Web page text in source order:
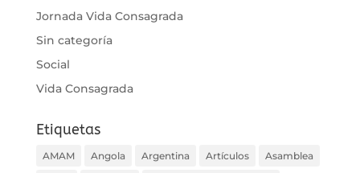
Jornada Vida Consagrada
Sin categoría
Social
Vida Consagrada
Etiquetas
AMAM Angola Argentina Artículos Asamblea